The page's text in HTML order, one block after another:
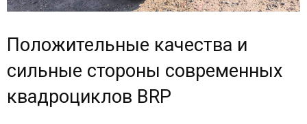
Положительные качества и
сильные стороны современных
квадроциклов BRP